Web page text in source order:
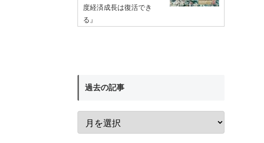
度経済成長は復活でき
る』
過去の記事